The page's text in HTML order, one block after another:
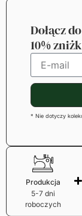
Dołącz
10%
* Nie dotyczy
Produkcja
5-7 dni
roboczych